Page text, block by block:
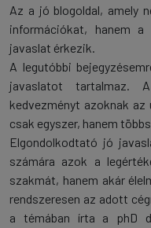
Az a jó blogoldal, amely
információkat, hanem
javaslat érkezik.
A legutóbbi
javaslatot tartalmaz.
kedvezményt azoknak
csak egyszer, hanem
Elgondolkodtató jó
számára azok a
szakmát, hanem akár
rendszeresen az adott
a témában írta a phD